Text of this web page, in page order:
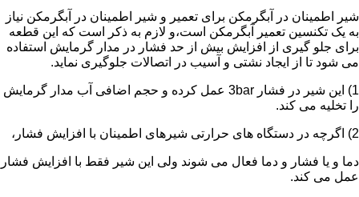
شیر اطمینان در آبگرمکن برای تعمیر و شیر اطمینان در آبگرمکن نیاز
به یک تکنسین تعمیر آبگرمکن است،و لازم به ذکر است که این قطعه
برای جلو گیری از افزایش بیش از حد فشار در مدار گرمایش استفاده
می شود تا از ایجاد نشتی و آسیب در اتصالات جلوگیری نماید.
1) این شیر در فشار 3bar عمل کرده و حجم اضافی آب مدار گرمایش
را تخلیه می کند.
2) اگرچه در دستگاه های حرارتی شیرهای اطمینان با افزایش فشار،
دما و یا فشار و دما فعال می شوند ولی این شیر فقط با افزایش فشار
عمل می کند.